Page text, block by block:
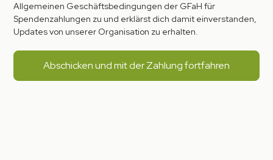
Allgemeinen Geschäftsbedingungen der GFaH für
Spendenzahlungen zu und erklärst dich damit einverstanden,
Updates von unserer Organisation zu erhalten.